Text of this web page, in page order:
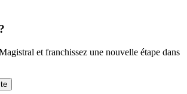
et franchissez une nouvelle étape dans